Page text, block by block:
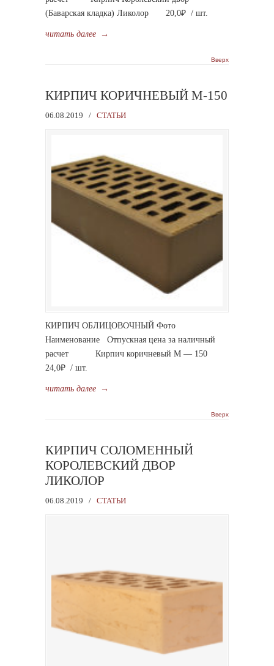
(Баварская кладка) Ликолор 20,0₽ / шт.
читать далее →
Вверх
КИРПИЧ КОРИЧНЕВЫЙ М-150
06.08.2019 / СТАТЬИ
КИРПИЧ ОБЛИЦОВОЧНЫЙ Фото
Наименование Отпускная цена за наличный
расчет Кирпич коричневый М — 150
24,0₽ / шт.
читать далее →
Вверх
КИРПИЧ СОЛОМЕННЫЙ
КОРОЛЕВСКИЙ ДВОР
ЛИКОЛОР
06.08.2019 / СТАТЬИ